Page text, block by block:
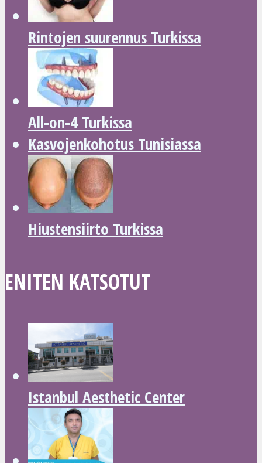
Rintojen suurennus Turkissa
All-on-4 Turkissa
Kasvojenkohotus Tunisiassa
Hiustensiirto Turkissa
ENITEN KATSOTUT
Istanbul Aesthetic Center